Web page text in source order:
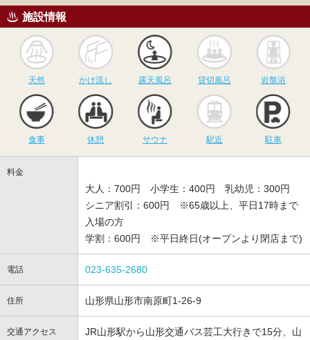
施設情報
天然
かけ流し
かけ流し
露天風呂
露天風呂
貸切風呂
貸切風呂 岩盤浴
食事 休憩
サウナ
サウナ 駅近 駐車
料金
大人：700円 小学生：400円 乳幼児：300円
シニア割引：600円 ※65歳以上、平日17時まで
入場の方
学割：600円 ※平日終日(オープンより閉店まで)
電話 023-635-2680
住所 山形県山形市南原町1-26-9
交通アクセス
JR山形駅から山形交通バス芸工大行きで15分、山